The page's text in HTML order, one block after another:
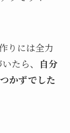
りには全力
たら、
自分
かずでした